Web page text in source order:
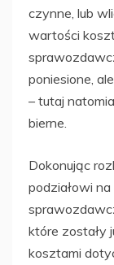
czynne, lub
wartości
poniesione,
– tutaj
bierne.
Dokonując
podziałowi
które zostały
kosztami